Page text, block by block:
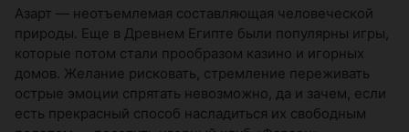
Азарт — неотъемлемая составляющая человеческой
природы. Еще в Древнем Египте были популярны игры,
которые потом стали прообразом казино и игорных
домов. Желание рисковать, стремление переживать
острые эмоции спрятать невозможно, да и зачем, если
есть прекрасный способ насладиться их свободным